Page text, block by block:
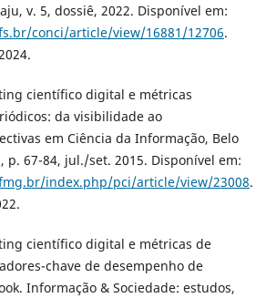
v. 5, dossiê, 2022. Disponível em:
conci/article/view/16881/12706.
científico digital e métricas
da visibilidade ao
em Ciência da Informação, Belo
p. 67-84, jul./set. 2015. Disponível em:
index.php/pci/article/view/23008.
científico digital e métricas de
chave de desempenho de
Informação & Sociedade: estudos,